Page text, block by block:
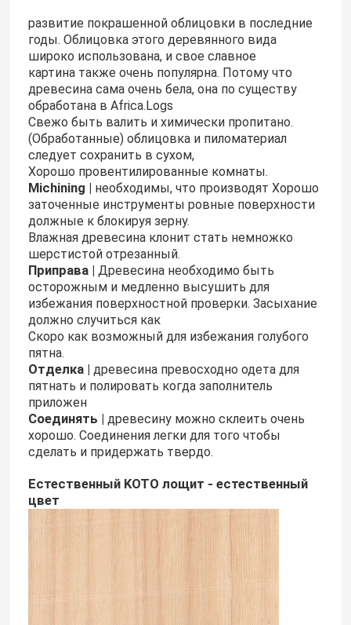
развитие покрашенной облицовки в последние
годы. Облицовка этого деревянного вида
широко использована, и свое славное
картина также очень популярна. Потому что
древесина сама очень бела, она по существу
обработана в Africa.Logs
Свежо быть валить и химически пропитано.
(Обработанные) облицовка и пиломатериал
следует сохранить в сухом,
Хорошо провентилированные комнаты.
Michining | необходимы, что производят Хорошо
заточенные инструменты ровные поверхности
должные к блокируя зерну.
Влажная древесина клонит стать немножко
шерстистой отрезанный.
Приправа | Древесина необходимо быть
осторожным и медленно высушить для
избежания поверхностной проверки. Засыхание
должно случиться как
Скоро как возможный для избежания голубого
пятна.
Отделка | древесина превосходно одета для
пятнать и полировать когда заполнитель
приложен
Соединять | древесину можно склеить очень
хорошо. Соединения легки для того чтобы
сделать и придержать твердо.
Естественный KOTO лощит - естественный
цвет